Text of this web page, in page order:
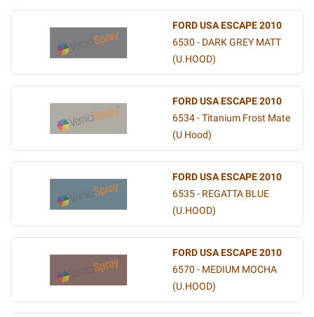
FORD USA ESCAPE 2010
6530 - DARK GREY MATT
(U.HOOD)
FORD USA ESCAPE 2010
6534 - Titanium Frost Mate
(U Hood)
FORD USA ESCAPE 2010
6535 - REGATTA BLUE
(U.HOOD)
FORD USA ESCAPE 2010
6570 - MEDIUM MOCHA
(U.HOOD)